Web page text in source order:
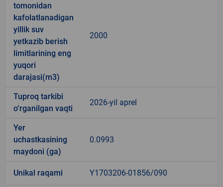
tomonidan
kafolatlanadigan
yillik suv
yetkazib berish
limitlarining eng
yuqori
darajasi(m3)
2000
Tuproq tarkibi
o‘rganilgan vaqti
2026-yil aprel
Yer
uchastkasining
maydoni (ga)
0.0993
Unikal raqami Y1703206-01856/090